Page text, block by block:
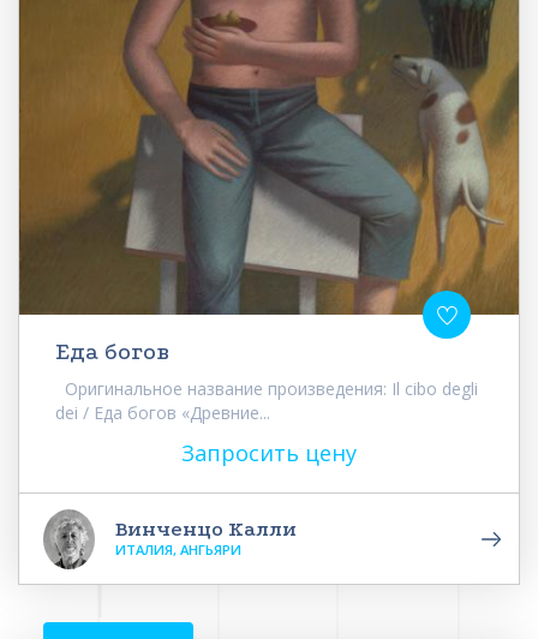
Еда богов
Оригинальное название произведения: Il cibo degli
dei / Еда богов «Древние...
Запросить цену
Винченцо Калли
ИТАЛИЯ, АНГЬЯРИ